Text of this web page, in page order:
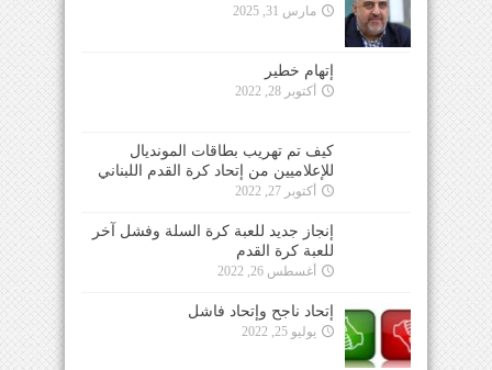
مارس 31, 2025
إتهام خطير
أكتوبر 28, 2022
كيف تم تهريب بطاقات المونديال
للإعلاميين من إتحاد كرة القدم اللبناني
أكتوبر 27, 2022
إنجاز جديد للعبة كرة السلة وفشل آخر
للعبة كرة القدم
أغسطس 26, 2022
إتحاد ناجح وإتحاد فاشل
يوليو 25, 2022